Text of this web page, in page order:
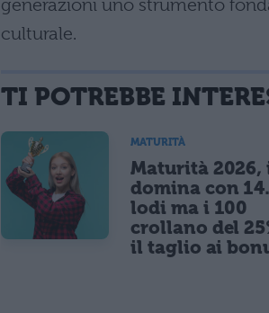
generazioni uno strumento
culturale.
TI POTREBBE
MATURITÀ
Maturità 2026,
domina con
lodi ma i 100
crollano del
il taglio ai